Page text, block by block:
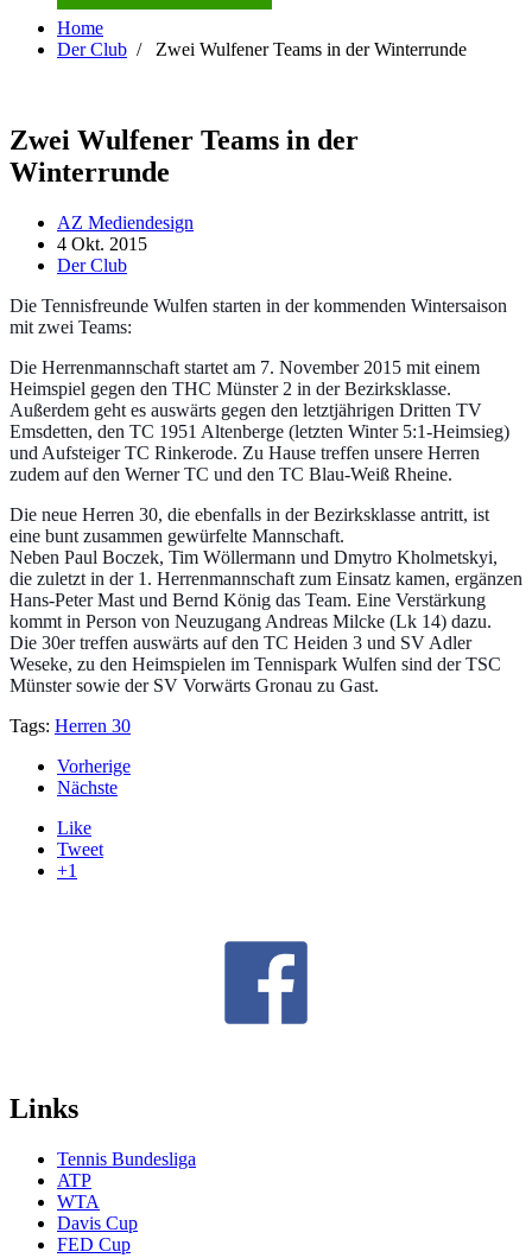
Home
Der Club / Zwei Wulfener Teams in der Winterrunde
Zwei Wulfener Teams in der
Winterrunde
AZ Mediendesign
4 Okt. 2015
Der Club
Die Tennisfreunde Wulfen starten in der kommenden Wintersaison
mit zwei Teams:
Die Herrenmannschaft startet am 7. November 2015 mit einem
Heimspiel gegen den THC Münster 2 in der Bezirksklasse.
Außerdem geht es auswärts gegen den letztjährigen Dritten TV
Emsdetten, den TC 1951 Altenberge (letzten Winter 5:1-Heimsieg)
und Aufsteiger TC Rinkerode. Zu Hause treffen unsere Herren
zudem auf den Werner TC und den TC Blau-Weiß Rheine.
Die neue Herren 30, die ebenfalls in der Bezirksklasse antritt, ist
eine bunt zusammen gewürfelte Mannschaft.
Neben Paul Boczek, Tim Wöllermann und Dmytro Kholmetskyi,
die zuletzt in der 1. Herrenmannschaft zum Einsatz kamen, ergänzen
Hans-Peter Mast und Bernd König das Team. Eine Verstärkung
kommt in Person von Neuzugang Andreas Milcke (Lk 14) dazu.
Die 30er treffen auswärts auf den TC Heiden 3 und SV Adler
Weseke, zu den Heimspielen im Tennispark Wulfen sind der TSC
Münster sowie der SV Vorwärts Gronau zu Gast.
Tags: Herren 30
Vorherige
Nächste
Like
Tweet
+1
Links
Tennis Bundesliga
ATP
WTA
Davis Cup
FED Cup